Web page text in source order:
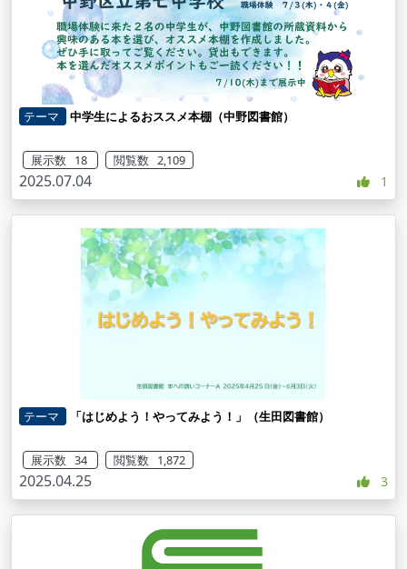
テーマ 中学生によるおススメ本棚（中野図書館）
展示数 18 閲覧数 2,109
2025.07.04 1
テーマ 「はじめよう！やってみよう！」（生田図書館）
展示数 34 閲覧数 1,872
2025.04.25 3